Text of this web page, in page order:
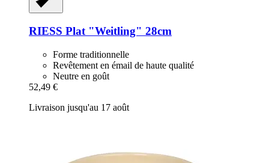
RIESS Plat "Weitling" 28cm
Forme traditionnelle
Revêtement en émail de haute qualité
Neutre en goût
52,49 €
Livraison jusqu'au 17 août